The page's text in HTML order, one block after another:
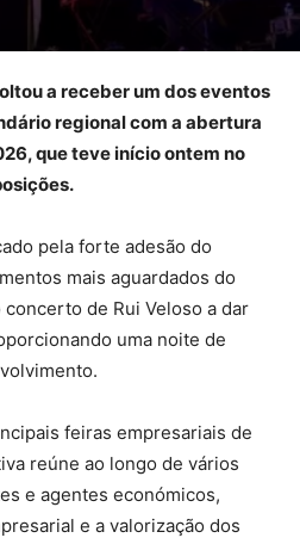
a receber um dos eventos
regional com a abertura
que teve início ontem no
pela forte adesão do
mais aguardados do
de Rui Veloso a dar
uma noite de
feiras empresariais de
reúne ao longo de vários
e agentes económicos,
e a valorização dos